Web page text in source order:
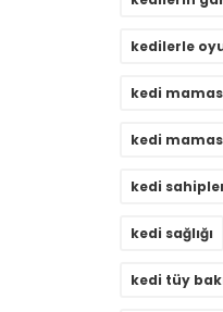
kedilerle
kedi
kedi
kedi
kedi sağlığı
kedi tüy